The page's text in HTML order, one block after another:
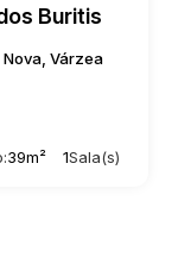
Buritis
Nova, Várzea
39m² 1Sala(s)